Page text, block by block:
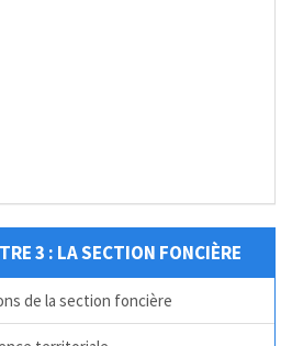
3 : LA SECTION FONCIÈRE
de la section foncière